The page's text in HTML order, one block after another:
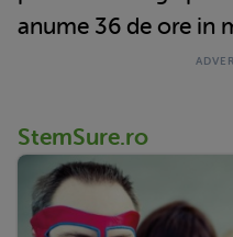
anume 36 de ore in
StemSure.ro